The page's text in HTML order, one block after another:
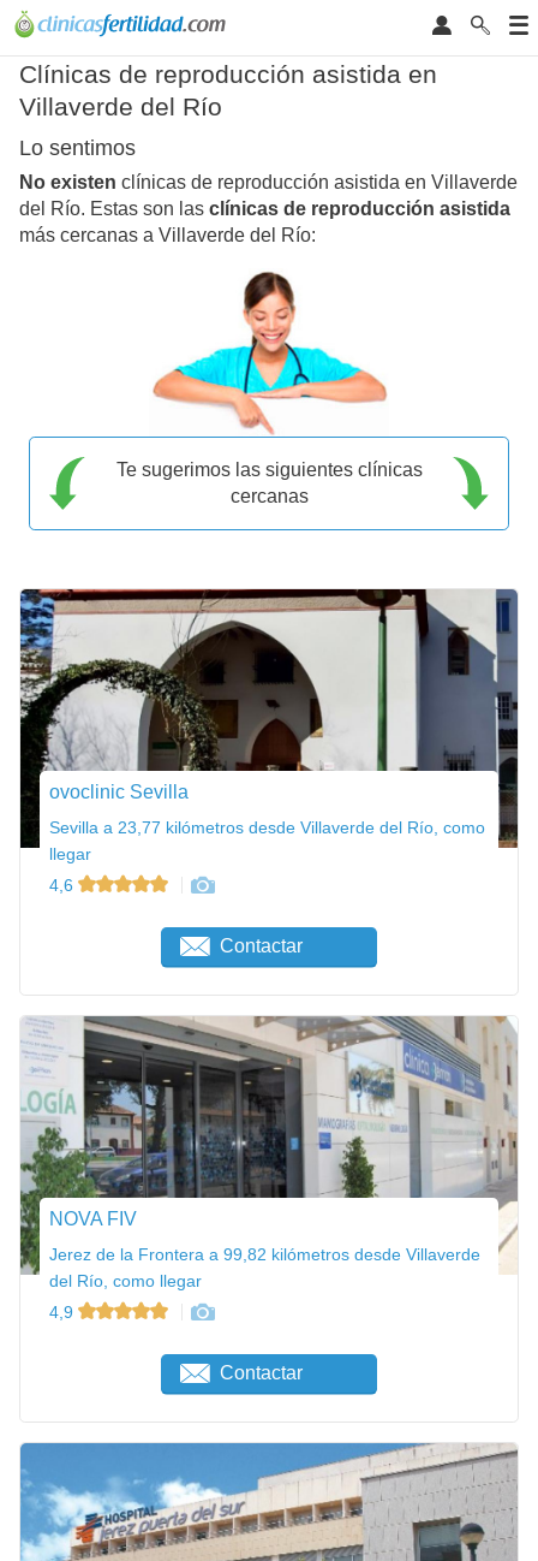
Clínicas de reproducción asistida en
Villaverde del Río
Lo sentimos
No existen clínicas de reproducción asistida en Villaverde
del Río. Estas son las clínicas de reproducción asistida
más cercanas a Villaverde del Río:
Te sugerimos las siguientes clínicas
cercanas
ovoclinic Sevilla
Sevilla a 23,77 kilómetros desde Villaverde del Río, como
llegar
4,6
Contactar
NOVA FIV
Jerez de la Frontera a 99,82 kilómetros desde Villaverde
del Río, como llegar
4,9
Contactar